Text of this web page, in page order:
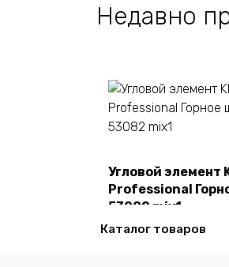
Недавно
В
Угловой элемент
Professional
53082 mix1
2470,00₽
Каталог товаров